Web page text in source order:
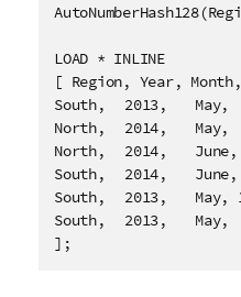
LOAD * INLINE
[ Region, Year,
South,	2013,	May,	167
North,	2014,	May,	56
North,	2014,	June,	199
South,	2014,	June,	64
South,	2013,	May, 172
South,	2013,	May,	126
];